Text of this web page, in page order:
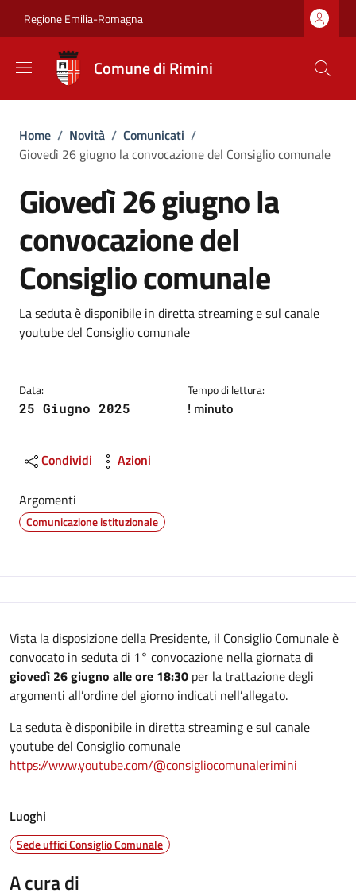
Regione Emilia-Romagna
Comune di Rimini
Briciole di pane
Home / Novità / Comunicati /
Giovedì 26 giugno la convocazione del Consiglio comunale
Giovedì 26 giugno la
convocazione del
Consiglio comunale
Dettagli
Descrizione breve
La seduta è disponibile in diretta streaming e sul canale
youtube del Consiglio comunale
Data:
25 Giugno 2025
Tempo di lettura:
! minuto
Condividi Azioni
Argomenti
Comunicazione istituzionale
Descrizione
Vista la disposizione della Presidente, il Consiglio Comunale è
convocato in seduta di 1° convocazione nella giornata di
giovedì 26 giugno alle ore 18:30 per la trattazione degli
argomenti all’ordine del giorno indicati nell’allegato.
La seduta è disponibile in diretta streaming e sul canale
youtube del Consiglio comunale
https://www.youtube.com/@consigliocomunalerimini
Luoghi
Sede uffici Consiglio Comunale
A cura di